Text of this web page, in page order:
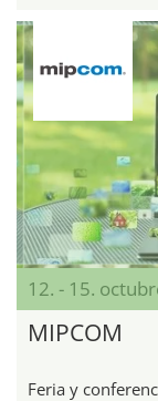
12. - 15.
MIPCOM
Feria y